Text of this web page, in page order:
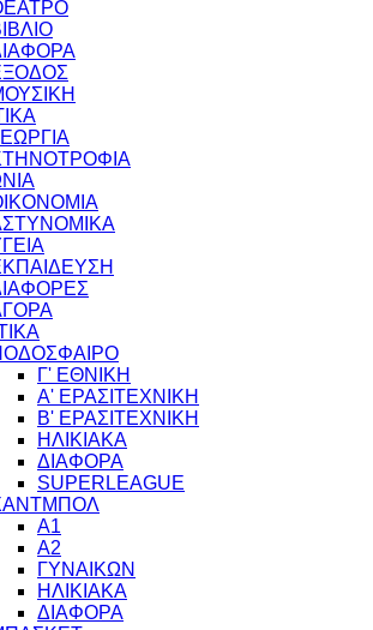
Γ' ΕΘΝΙΚΗ
Α' ΕΡΑΣΙΤΕΧΝΙΚΗ
Β' ΕΡΑΣΙΤΕΧΝΙΚΗ
ΗΛΙΚΙΑΚΑ
ΔΙΑΦΟΡΑ
SUPERLEAGUE
Α1
Α2
ΓΥΝΑΙΚΩΝ
ΗΛΙΚΙΑΚΑ
ΔΙΑΦΟΡΑ